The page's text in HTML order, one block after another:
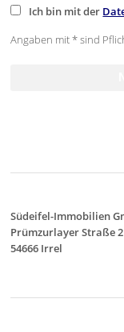
Ich bin mit der
Angaben mit * sind
Südeifel-Immobilien
Prümzurlayer Straße 2
54666 Irrel